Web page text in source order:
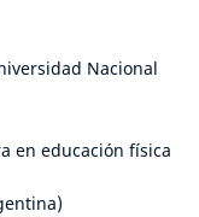
Nacional
en educación física